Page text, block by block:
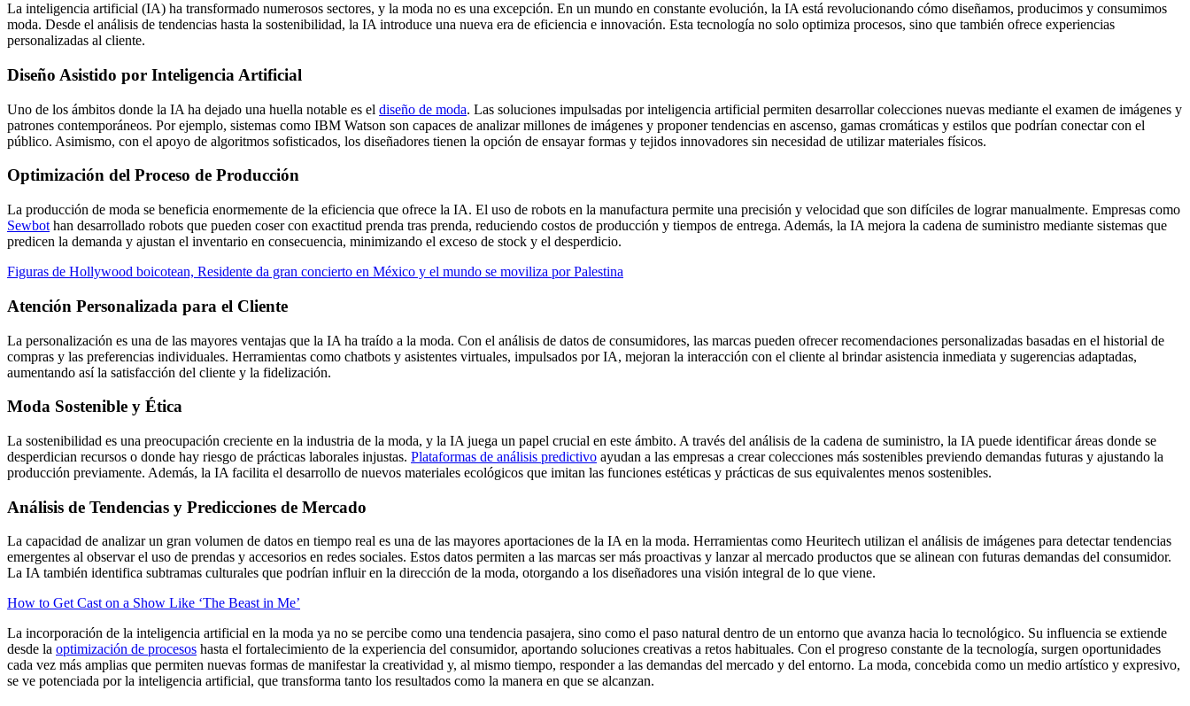
La inteligencia artificial (IA) ha transformado numerosos sectores, y la moda no es una excepción. En un mundo en constante evolución, la IA está revolucionando cómo diseñamos, producimos y consumimos
moda. Desde el análisis de tendencias hasta la sostenibilidad, la IA introduce una nueva era de eficiencia e innovación. Esta tecnología no solo optimiza procesos, sino que también ofrece experiencias
personalizadas al cliente.
Diseño Asistido por Inteligencia Artificial
Uno de los ámbitos donde la IA ha dejado una huella notable es el diseño de moda. Las soluciones impulsadas por inteligencia artificial permiten desarrollar colecciones nuevas mediante el examen de imágenes y
patrones contemporáneos. Por ejemplo, sistemas como IBM Watson son capaces de analizar millones de imágenes y proponer tendencias en ascenso, gamas cromáticas y estilos que podrían conectar con el
público. Asimismo, con el apoyo de algoritmos sofisticados, los diseñadores tienen la opción de ensayar formas y tejidos innovadores sin necesidad de utilizar materiales físicos.
Optimización del Proceso de Producción
La producción de moda se beneficia enormemente de la eficiencia que ofrece la IA. El uso de robots en la manufactura permite una precisión y velocidad que son difíciles de lograr manualmente. Empresas como
Sewbot han desarrollado robots que pueden coser con exactitud prenda tras prenda, reduciendo costos de producción y tiempos de entrega. Además, la IA mejora la cadena de suministro mediante sistemas que
predicen la demanda y ajustan el inventario en consecuencia, minimizando el exceso de stock y el desperdicio.
Figuras de Hollywood boicotean, Residente da gran concierto en México y el mundo se moviliza por Palestina
Atención Personalizada para el Cliente
La personalización es una de las mayores ventajas que la IA ha traído a la moda. Con el análisis de datos de consumidores, las marcas pueden ofrecer recomendaciones personalizadas basadas en el historial de
compras y las preferencias individuales. Herramientas como chatbots y asistentes virtuales, impulsados por IA, mejoran la interacción con el cliente al brindar asistencia inmediata y sugerencias adaptadas,
aumentando así la satisfacción del cliente y la fidelización.
Moda Sostenible y Ética
La sostenibilidad es una preocupación creciente en la industria de la moda, y la IA juega un papel crucial en este ámbito. A través del análisis de la cadena de suministro, la IA puede identificar áreas donde se
desperdician recursos o donde hay riesgo de prácticas laborales injustas. Plataformas de análisis predictivo ayudan a las empresas a crear colecciones más sostenibles previendo demandas futuras y ajustando la
producción previamente. Además, la IA facilita el desarrollo de nuevos materiales ecológicos que imitan las funciones estéticas y prácticas de sus equivalentes menos sostenibles.
Análisis de Tendencias y Predicciones de Mercado
La capacidad de analizar un gran volumen de datos en tiempo real es una de las mayores aportaciones de la IA en la moda. Herramientas como Heuritech utilizan el análisis de imágenes para detectar tendencias
emergentes al observar el uso de prendas y accesorios en redes sociales. Estos datos permiten a las marcas ser más proactivas y lanzar al mercado productos que se alinean con futuras demandas del consumidor.
La IA también identifica subtramas culturales que podrían influir en la dirección de la moda, otorgando a los diseñadores una visión integral de lo que viene.
How to Get Cast on a Show Like ‘The Beast in Me’
La incorporación de la inteligencia artificial en la moda ya no se percibe como una tendencia pasajera, sino como el paso natural dentro de un entorno que avanza hacia lo tecnológico. Su influencia se extiende
desde la optimización de procesos hasta el fortalecimiento de la experiencia del consumidor, aportando soluciones creativas a retos habituales. Con el progreso constante de la tecnología, surgen oportunidades
cada vez más amplias que permiten nuevas formas de manifestar la creatividad y, al mismo tiempo, responder a las demandas del mercado y del entorno. La moda, concebida como un medio artístico y expresivo,
se ve potenciada por la inteligencia artificial, que transforma tanto los resultados como la manera en que se alcanzan.